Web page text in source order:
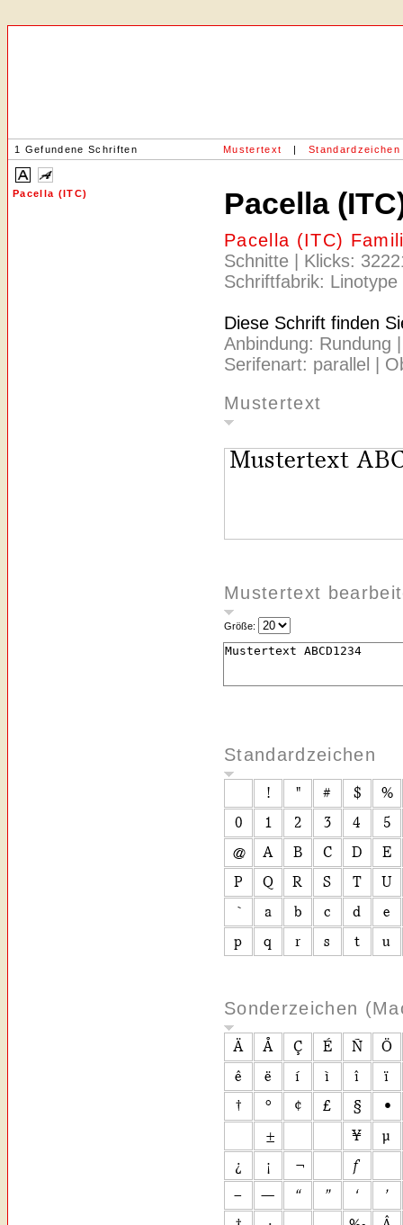
1 Gefundene Schriften Mustertext | Standardzeichen
Pacella (ITC) Pacella
Pacella (ITC)
Schnitte | Klicks:
Schriftfabrik: Linotype
Diese Schrift finden
Anbindung: Rundung
Serifenart: parallel |
Mustertext
Mustertext
Größe:
Standardzeichen
Sonderzeichen